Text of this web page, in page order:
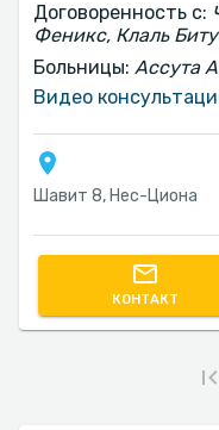
Договоренность с:
Феникс, Клаль
Больницы: Ассута
Видео
Шавит 8, Нес-Циона
КОНТАКТ